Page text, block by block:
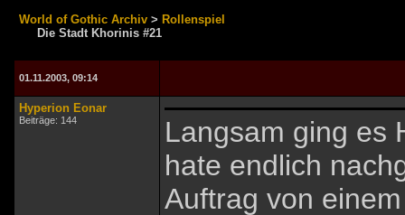
World of Gothic Archiv > Rollenspiel
Die Stadt Khorinis #21
01.11.2003, 09:14
Hyperion Eonar
Beiträge: 144
Langsam ging es
hate endlich
Auftrag von